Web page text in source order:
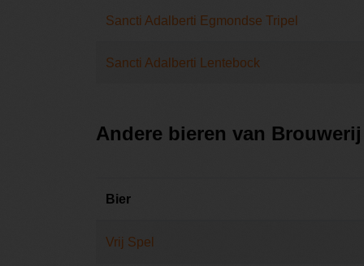
Sancti Adalberti Egmondse Tripel
Sancti Adalberti Lentebock
Andere bieren van
Bier
Vrij Spel